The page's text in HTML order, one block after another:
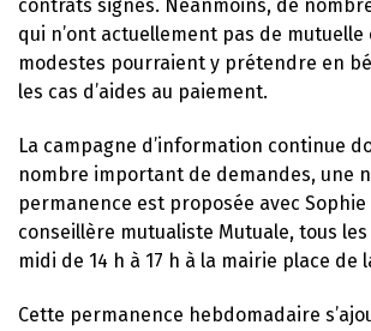
contrats signés. Néanmoins, de
qui n’ont actuellement pas de mutuelle
modestes pourraient y prétendre en
les cas d’aides au paiement.
La campagne d’information continue
nombre important de demandes, une
permanence est proposée avec Sophie
conseillère mutualiste Mutuale, tous
midi de 14 h à 17 h à la mairie place de
Cette permanence hebdomadaire